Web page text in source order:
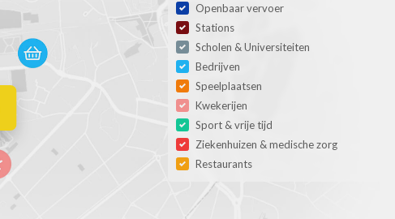
Openbaar vervoer
Stations
Scholen & Universiteiten
Bedrijven
Speelplaatsen
Kwekerijen
Sport & vrije tijd
Ziekenhuizen & medische zorg
Restaurants